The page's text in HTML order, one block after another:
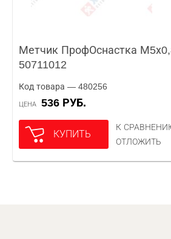
Метчик ПрофОснастка
50711012
Код товара — 480256
ЦЕНА 536 РУБ.
КУПИТЬ
К
ОТЛОЖИТЬ